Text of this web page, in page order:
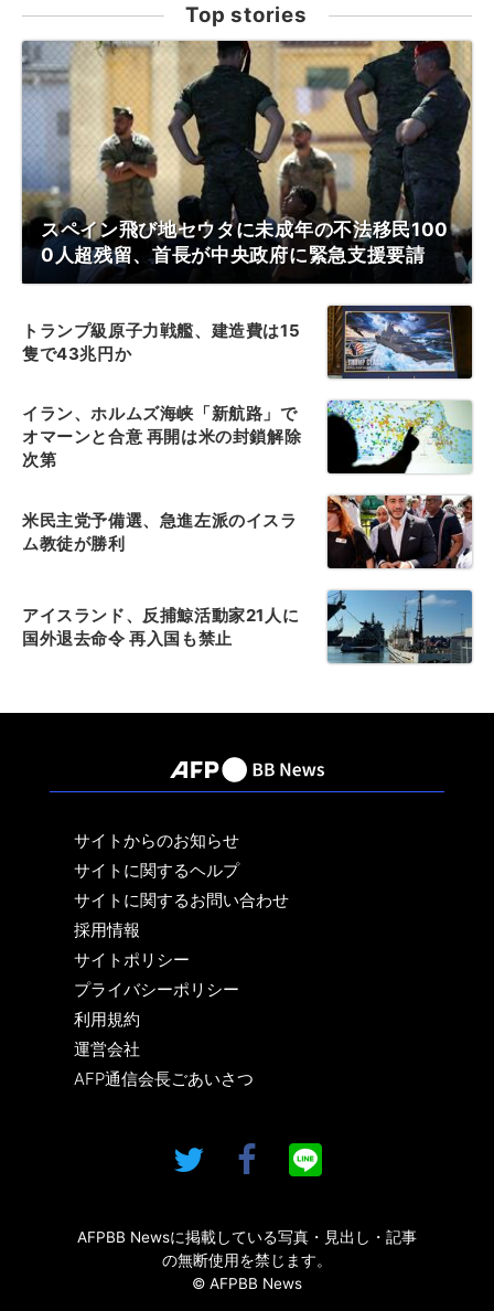
Top stories
スペイン飛び地セウタに未成年の不法移民100
0人超残留、首長が中央政府に緊急支援要請
トランプ級原子力戦艦、建造費は15
隻で43兆円か
イラン、ホルムズ海峡「新航路」で
オマーンと合意 再開は米の封鎖解除
次第
米民主党予備選、急進左派のイスラ
ム教徒が勝利
アイスランド、反捕鯨活動家21人に
国外退去命令 再入国も禁止
サイトからのお知らせ
サイトに関するヘルプ
サイトに関するお問い合わせ
採用情報
サイトポリシー
プライバシーポリシー
利用規約
運営会社
AFP通信会長ごあいさつ
AFPBB Newsに掲載している写真・見出し・記事
の無断使用を禁じます。
© AFPBB News